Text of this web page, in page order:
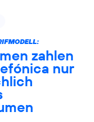
zahlen
nur